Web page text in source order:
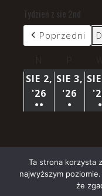
Tydzień z sie 2nd
Poprzedni
SIE 2,
'26
SIERPNIA
●●
SIE 3,
'26
● ●
Church
Ta strona korzysta
najwyższym
że